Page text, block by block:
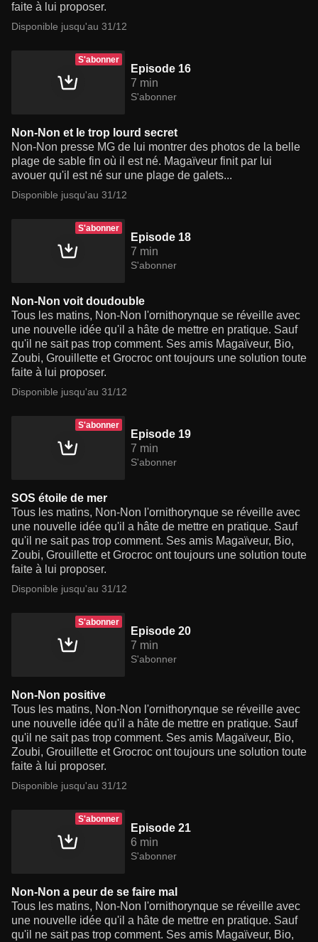
faite à lui proposer.
Disponible jusqu'au 31/12
S'abonner
Episode 16
7 min
S'abonner
Non-Non et le trop lourd secret
Non-Non presse MG de lui montrer des photos de la belle
plage de sable fin où il est né. Magaïveur finit par lui
avouer qu'il est né sur une plage de galets...
Disponible jusqu'au 31/12
S'abonner
Episode 18
7 min
S'abonner
Non-Non voit doudouble
Tous les matins, Non-Non l'ornithorynque se réveille avec
une nouvelle idée qu'il a hâte de mettre en pratique. Sauf
qu'il ne sait pas trop comment. Ses amis Magaïveur, Bio,
Zoubi, Grouillette et Grocroc ont toujours une solution toute
faite à lui proposer.
Disponible jusqu'au 31/12
S'abonner
Episode 19
7 min
S'abonner
SOS étoile de mer
Tous les matins, Non-Non l'ornithorynque se réveille avec
une nouvelle idée qu'il a hâte de mettre en pratique. Sauf
qu'il ne sait pas trop comment. Ses amis Magaïveur, Bio,
Zoubi, Grouillette et Grocroc ont toujours une solution toute
faite à lui proposer.
Disponible jusqu'au 31/12
S'abonner
Episode 20
7 min
S'abonner
Non-Non positive
Tous les matins, Non-Non l'ornithorynque se réveille avec
une nouvelle idée qu'il a hâte de mettre en pratique. Sauf
qu'il ne sait pas trop comment. Ses amis Magaïveur, Bio,
Zoubi, Grouillette et Grocroc ont toujours une solution toute
faite à lui proposer.
Disponible jusqu'au 31/12
S'abonner
Episode 21
6 min
S'abonner
Non-Non a peur de se faire mal
Tous les matins, Non-Non l'ornithorynque se réveille avec
une nouvelle idée qu'il a hâte de mettre en pratique. Sauf
qu'il ne sait pas trop comment. Ses amis Magaïveur, Bio,